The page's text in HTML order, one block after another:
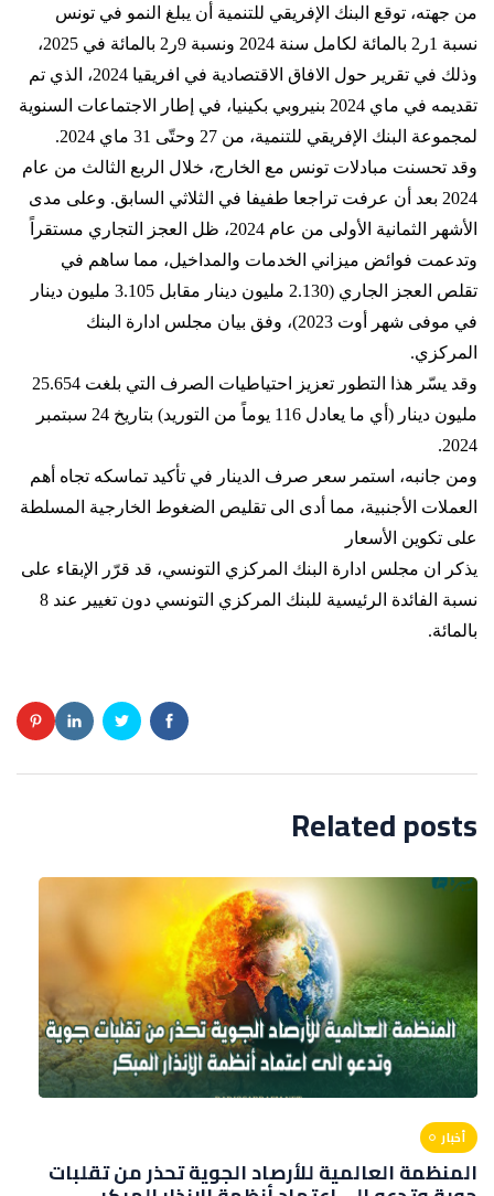
من جهته، توقع البنك الإفريقي للتنمية أن يبلغ النمو في تونس
نسبة 1ر2 بالمائة لكامل سنة 2024 ونسبة 9ر2 بالمائة في 2025،
وذلك في تقرير حول الافاق الاقتصادية في افريقيا 2024، الذي تم
تقديمه في ماي 2024 بنيروبي بكينيا، في إطار الاجتماعات السنوية
لمجموعة البنك الإفريقي للتنمية، من 27 وحتّى 31 ماي 2024.
وقد تحسنت مبادلات تونس مع الخارج، خلال الربع الثالث من عام
2024 بعد أن عرفت تراجعا طفيفا في الثلاثي السابق. وعلى مدى
الأشهر الثمانية الأولى من عام 2024، ظل العجز التجاري مستقراً
وتدعمت فوائض ميزاني الخدمات والمداخيل، مما ساهم في
تقلص العجز الجاري (2.130 مليون دينار مقابل 3.105 مليون دينار
في موفى شهر أوت 2023)، وفق بيان مجلس ادارة البنك
المركزي.
وقد يسّر هذا التطور تعزيز احتياطيات الصرف التي بلغت 25.654
مليون دينار (أي ما يعادل 116 يوماً من التوريد) بتاريخ 24 سبتمبر
2024.
ومن جانبه، استمر سعر صرف الدينار في تأكيد تماسكه تجاه أهم
العملات الأجنبية، مما أدى الى تقليص الضغوط الخارجية المسلطة
على تكوين الأسعار
يذكر ان مجلس ادارة البنك المركزي التونسي، قد قرّر الإبقاء على
نسبة الفائدة الرئيسية للبنك المركزي التونسي دون تغيير عند 8
بالمائة.
Related posts
أخبار
المنظمة العالمية للأرصاد الجوية تحذر من تقلبات